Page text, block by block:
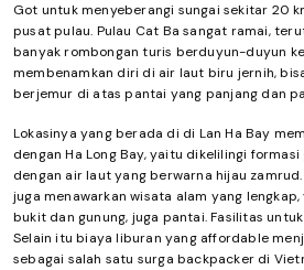
Got untuk menyeberangi sungai sekitar 20
pusat pulau. Pulau Cat Ba sangat ramai,
banyak rombongan turis berduyun-duyun
membenamkan diri di air laut biru jernih,
berjemur di atas pantai yang panjang dan
Lokasinya yang berada di di Lan Ha Bay
dengan Ha Long Bay, yaitu dikelilingi
dengan air laut yang berwarna hijau
juga menawarkan wisata alam yang
bukit dan gunung, juga pantai. Fasilitas
Selain itu biaya liburan yang affordable
sebagai salah satu surga backpacker di